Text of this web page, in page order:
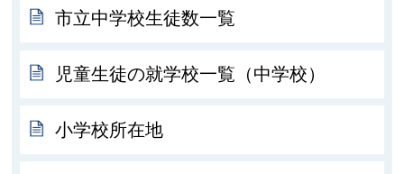
市立中学校生徒数一覧
児童生徒の就学校一覧（中学校）
小学校所在地